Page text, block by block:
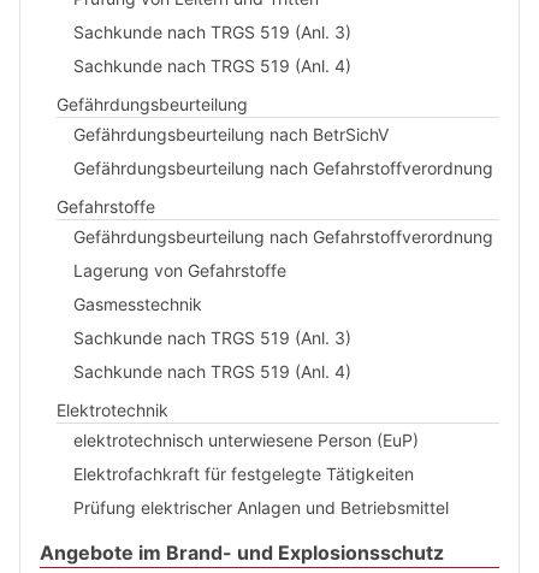
Sachkunde nach TRGS 519 (Anl. 3)
Sachkunde nach TRGS 519 (Anl. 4)
Gefährdungsbeurteilung
Gefährdungsbeurteilung nach BetrSichV
Gefährdungsbeurteilung nach Gefahrstoffverordnung
Gefahrstoffe
Gefährdungsbeurteilung nach Gefahrstoffverordnung
Lagerung von Gefahrstoffe
Gasmesstechnik
Sachkunde nach TRGS 519 (Anl. 3)
Sachkunde nach TRGS 519 (Anl. 4)
Elektrotechnik
elektrotechnisch unterwiesene Person (EuP)
Elektrofachkraft für festgelegte Tätigkeiten
Prüfung elektrischer Anlagen und Betriebsmittel
Angebote im Brand- und Explosionsschutz